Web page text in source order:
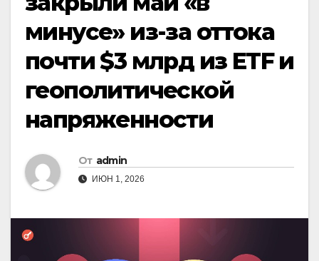
минусе» из-за оттока
почти $3 млрд из ETF и
геополитической
напряженности
От admin
ИЮН 1, 2026